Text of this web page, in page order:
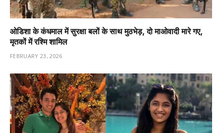
ओडिशा के कंधमाल में सुरक्षा बलों के साथ मुठभेड़, दो माओवादी मारे गए,
मृतकों में रश्मि शामिल
FEBRUARY 23, 2026